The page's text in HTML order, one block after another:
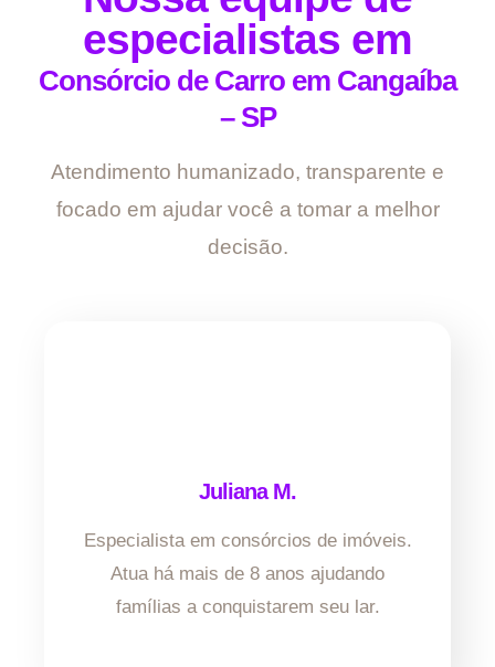
especialistas em
Consórcio de Carro em Cangaíba
– SP
Atendimento humanizado, transparente e
focado em ajudar você a tomar a melhor
decisão.
Juliana M.
Especialista em consórcios de imóveis.
Atua há mais de 8 anos ajudando
famílias a conquistarem seu lar.